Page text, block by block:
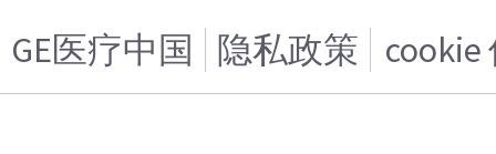
GE医疗中国 隐私政策 cookie